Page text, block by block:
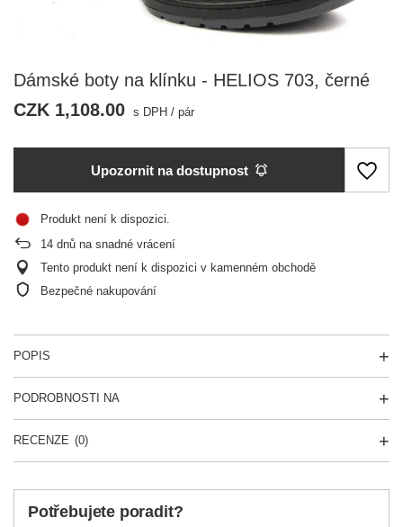
Dámské boty na klínku - HELIOS 703, černé
CZK 1,108.00 s DPH / pár
Upozornit na dostupnost
Produkt není k dispozici
14 dnů na snadné vrácení
Tento produkt není k dispozici v kamenném obchodě
Bezpečné nakupování
POPIS
PODROBNOSTI NA
RECENZE (0)
Potřebujete poradit?